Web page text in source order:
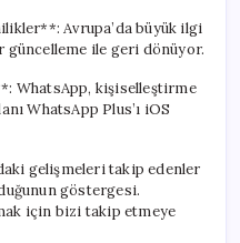
Avrupa’da büyük ilgi
güncelleme ile geri dönüyor.
WhatsApp, kişiselleştirme
WhatsApp Plus’ı iOS
gelişmeleri takip edenler
göstergesi.
için bizi takip etmeye